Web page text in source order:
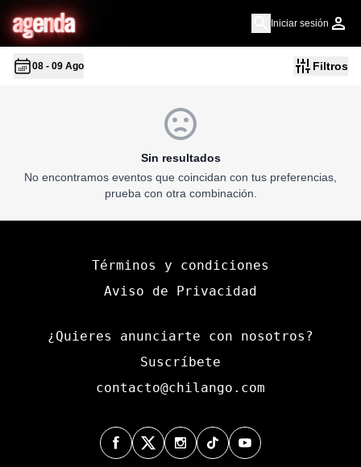
agenda Iniciar sesión
08 - 09 Ago Filtros
Sin resultados
No encontramos eventos que coincidan con tus preferencias,
prueba con otra combinación.
Términos y condiciones
Aviso de Privacidad
¿Quieres anunciarte con nosotros?
Suscríbete
contacto@chilango.com